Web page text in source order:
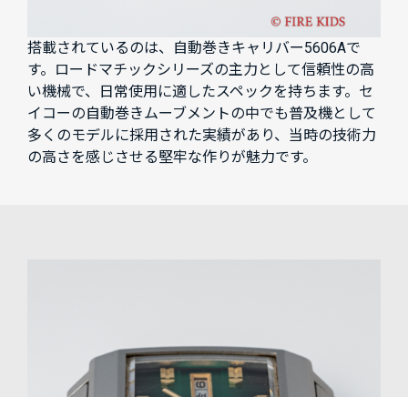
搭載されているのは、自動巻きキャリバー5606Aで
す。ロードマチックシリーズの主力として信頼性の高
い機械で、日常使用に適したスペックを持ちます。セ
イコーの自動巻きムーブメントの中でも普及機として
多くのモデルに採用された実績があり、当時の技術力
の高さを感じさせる堅牢な作りが魅力です。